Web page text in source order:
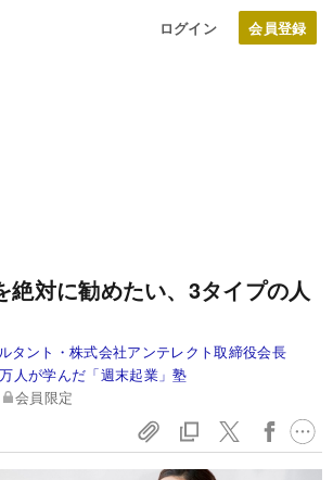
ログイン
絶対に勧めたい、3タイプの人
タント・株式会社アンテレクト取締役会長
人が学んだ「週末起業」塾
会員限定